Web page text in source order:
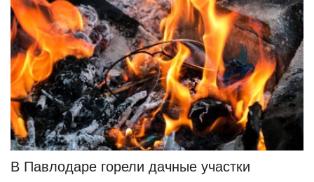
В Павлодаре горели дачные участки